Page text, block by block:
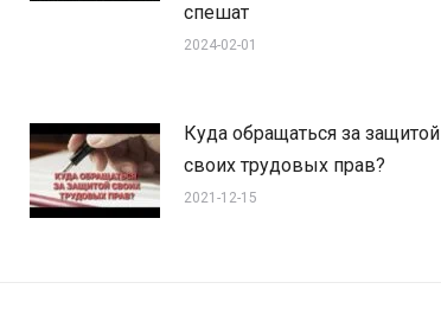
спешат
2024-02-01
Куда обращаться за защитой
своих трудовых прав?
2021-12-15